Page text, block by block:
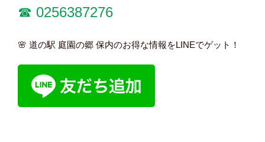
☎︎ 0256387276
🌸 道の駅 庭園の郷 保内のお得な情報をLINEでゲット！